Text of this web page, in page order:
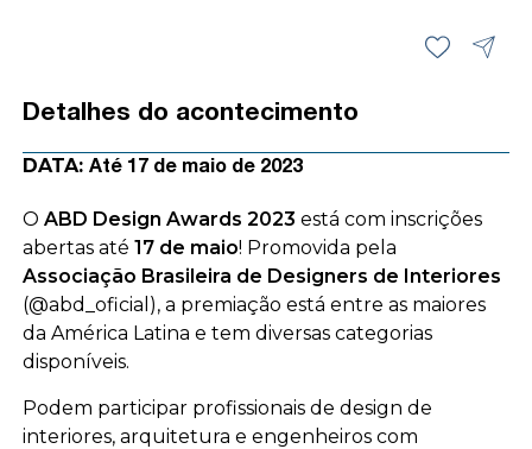
Detalhes do acontecimento
DATA: Até 17 de maio de 2023
O ABD Design Awards 2023 está com inscrições
abertas até 17 de maio! Promovida pela
Associação Brasileira de Designers de Interiores
(@abd_oficial), a premiação está entre as maiores
da América Latina e tem diversas categorias
disponíveis.
Podem participar profissionais de design de
interiores, arquitetura e engenheiros com